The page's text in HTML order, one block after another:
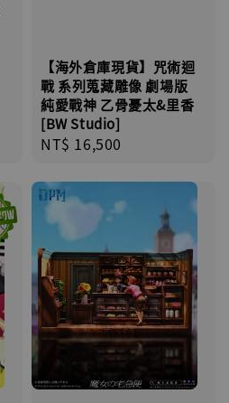
【海外倉庫現貨】咒術迴
戰 系列蒐藏雕像 劇場版
純愛戰神 乙骨憂太&里香
[BW Studio]
Regular
NT$ 16,500